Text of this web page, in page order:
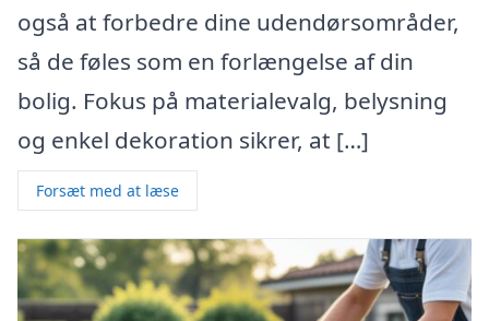
også at forbedre dine udendørsområder,
så de føles som en forlængelse af din
bolig. Fokus på materialevalg, belysning
og enkel dekoration sikrer, at […]
Forsæt med at læse